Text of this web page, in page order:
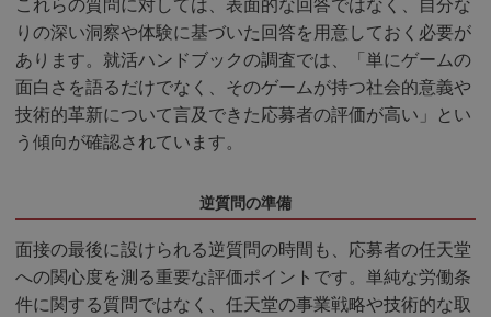
これらの質問に対しては、表面的な回答ではなく、自分な
りの深い洞察や体験に基づいた回答を用意しておく必要が
あります。就活ハンドブックの調査では、「単にゲームの
面白さを語るだけでなく、そのゲームが持つ社会的意義や
技術的革新について言及できた応募者の評価が高い」とい
う傾向が確認されています。
逆質問の準備
面接の最後に設けられる逆質問の時間も、応募者の任天堂
への関心度を測る重要な評価ポイントです。単純な労働条
件に関する質問ではなく、任天堂の事業戦略や技術的な取